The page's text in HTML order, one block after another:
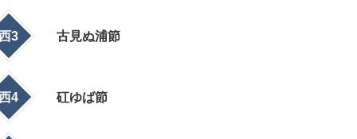
3 古見ぬ浦節
4 矼ゆば節